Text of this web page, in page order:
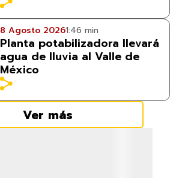
8 Agosto 20261:46 min
Planta potabilizadora llevará
agua de lluvia al Valle de
México
Ver más